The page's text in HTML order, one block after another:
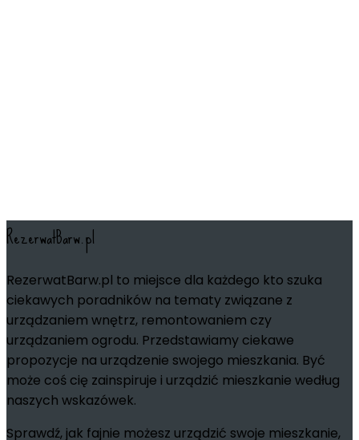
RezerwatBarw.pl
RezerwatBarw.pl to miejsce dla każdego kto szuka
ciekawych poradników na tematy związane z
urządzaniem wnętrz, remontowaniem czy
urządzaniem ogrodu. Przedstawiamy ciekawe
propozycje na urządzenie swojego mieszkania. Być
może coś cię zainspiruje i urządzić mieszkanie według
naszych wskazówek.
Sprawdź, jak fajnie możesz urządzić swoje mieszkanie,